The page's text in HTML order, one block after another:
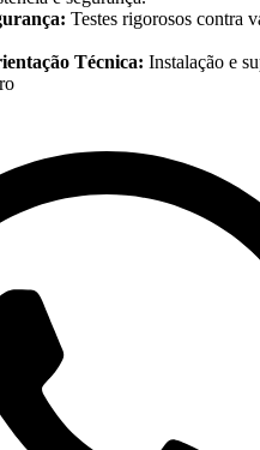
Testes rigorosos contra
Técnica: Instalação e